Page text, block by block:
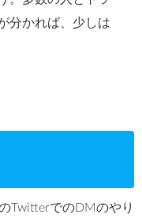
分かれば、少しは
TwitterでのDMのやり